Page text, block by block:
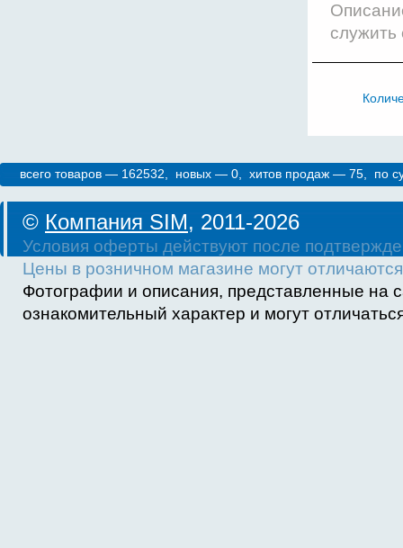
всего товаров — 162532, новых — 0, хитов продаж — 75, по
© Компания SIM, 2011-2026
Условия оферты действуют после
Цены в розничном магазине могут
Фотографии и описания, представленные на
ознакомительный характер и могут